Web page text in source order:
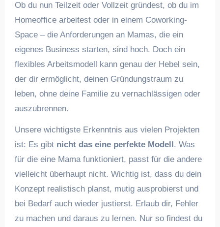
Ob du nun Teilzeit oder Vollzeit gründest, ob du im
Homeoffice arbeitest oder in einem Coworking-
Space – die Anforderungen an Mamas, die ein
eigenes Business starten, sind hoch. Doch ein
flexibles Arbeitsmodell kann genau der Hebel sein,
der dir ermöglicht, deinen Gründungstraum zu
leben, ohne deine Familie zu vernachlässigen oder
auszubrennen.
Unsere wichtigste Erkenntnis aus vielen Projekten
ist: Es gibt nicht das eine perfekte Modell. Was
für die eine Mama funktioniert, passt für die andere
vielleicht überhaupt nicht. Wichtig ist, dass du dein
Konzept realistisch planst, mutig ausprobierst und
bei Bedarf auch wieder justierst. Erlaub dir, Fehler
zu machen und daraus zu lernen. Nur so findest du